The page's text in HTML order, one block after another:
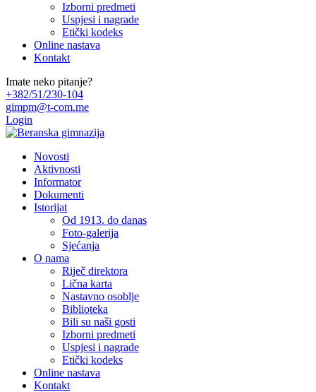
Izborni predmeti
Uspjesi i nagrade
Etički kodeks
Online nastava
Kontakt
Imate neko pitanje?
+382/51/230-104
gimpm@t-com.me
Login
Novosti
Aktivnosti
Informator
Dokumenti
Istorijat
Od 1913. do danas
Foto-galerija
Sjećanja
O nama
Riječ direktora
Lična karta
Nastavno osoblje
Biblioteka
Bili su naši gosti
Izborni predmeti
Uspjesi i nagrade
Etički kodeks
Online nastava
Kontakt